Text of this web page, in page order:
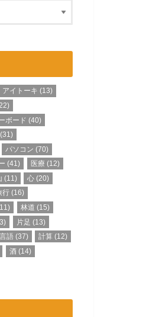
アイトーキ (13)
ボード (40)
(31)
パソコン (70)
(41) 医療 (12)
(11) 心(20)
行(16)
林道 (15)
片足 (13)
言語 (37) 計算 (12)
酒(14)